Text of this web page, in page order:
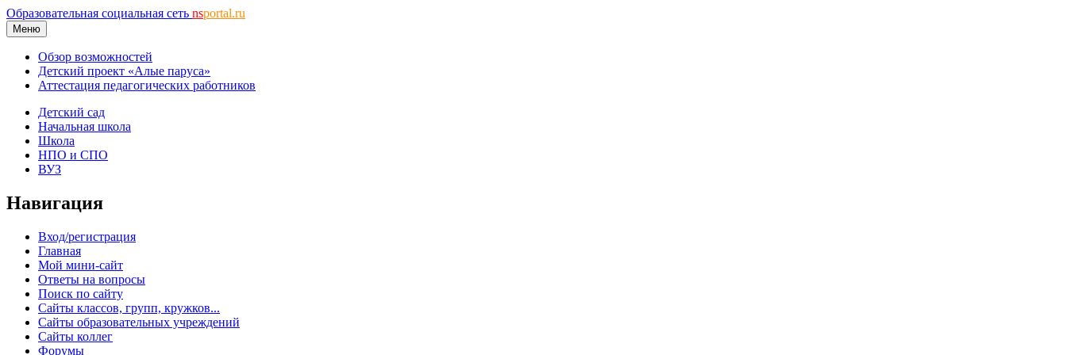
Образовательная социальная сеть nsportal.ru
Меню
Обзор возможностей
Детский проект «Алые паруса»
Аттестация педагогических работников
Детский сад
Начальная школа
Школа
НПО и СПО
ВУЗ
Навигация
Вход/регистрация
Главная
Мой мини-сайт
Ответы на вопросы
Поиск по сайту
Сайты классов, групп, кружков...
Сайты образовательных учреждений
Сайты коллег
Форумы